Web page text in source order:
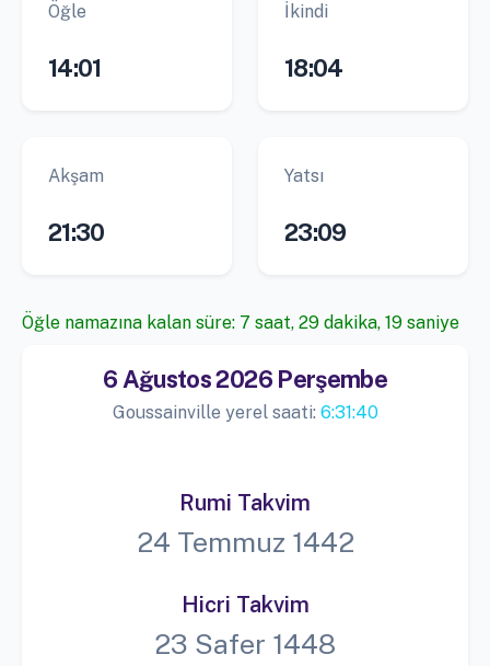
Öğle
14:01
İkindi
18:04
Akşam
21:30
Yatsı
23:09
Öğle namazına kalan süre: 7 saat, 29 dakika, 18 saniye
6 Ağustos 2026 Perşembe
Goussainville yerel saati:6:31:41
Rumi Takvim
24 Temmuz 1442
Hicri Takvim
23 Safer 1448